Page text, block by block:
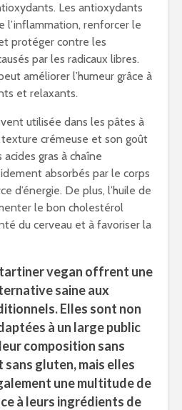
Les antioxydants
l’inflammation, renforcer le
protéger contre les
par les radicaux libres.
améliorer l’humeur grâce à
et relaxants.
utilisée dans les pâtes à
crémeuse et son goût
gras à chaîne
absorbés par le corps
d’énergie. De plus, l’huile de
le bon cholestérol
du cerveau et à favoriser la
tartiner vegan offrent une
saine aux
Elles sont non
à un large public
composition sans
gluten, mais elles
une multitude de
à leurs ingrédients de